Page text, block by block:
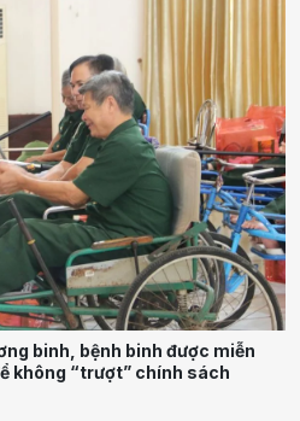
binh, bệnh binh được miễn
không “trượt” chính sách